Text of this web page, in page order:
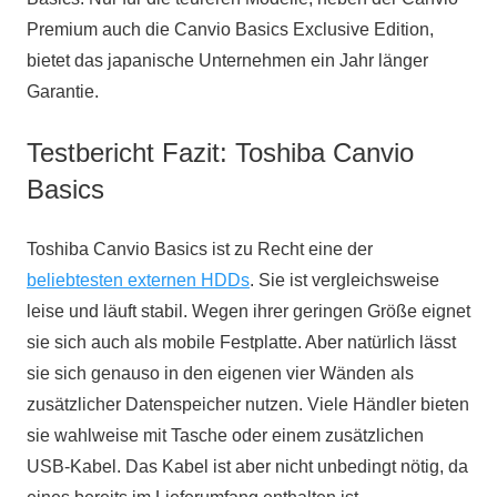
Premium auch die Canvio Basics Exclusive Edition,
bietet das japanische Unternehmen ein Jahr länger
Garantie.
Testbericht Fazit: Toshiba Canvio
Basics
Toshiba Canvio Basics ist zu Recht eine der
beliebtesten externen HDDs. Sie ist vergleichsweise
leise und läuft stabil. Wegen ihrer geringen Größe eignet
sie sich auch als mobile Festplatte. Aber natürlich lässt
sie sich genauso in den eigenen vier Wänden als
zusätzlicher Datenspeicher nutzen. Viele Händler bieten
sie wahlweise mit Tasche oder einem zusätzlichen
USB-Kabel. Das Kabel ist aber nicht unbedingt nötig, da